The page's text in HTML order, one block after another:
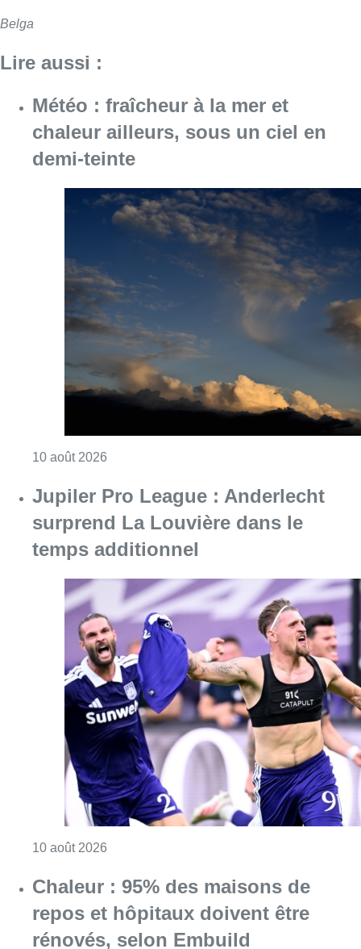
Belga
Lire aussi :
Météo : fraîcheur à la mer et
chaleur ailleurs, sous un ciel en
demi-teinte
10 août 2026
Jupiler Pro League : Anderlecht
surprend La Louvière dans le
temps additionnel
10 août 2026
Chaleur : 95% des maisons de
repos et hôpitaux doivent être
rénovés, selon Embuild